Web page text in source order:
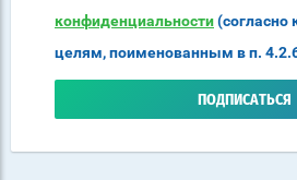
конфиденциальности(согласно
целям, поименованным в п.
ПОДПИСАТЬСЯ